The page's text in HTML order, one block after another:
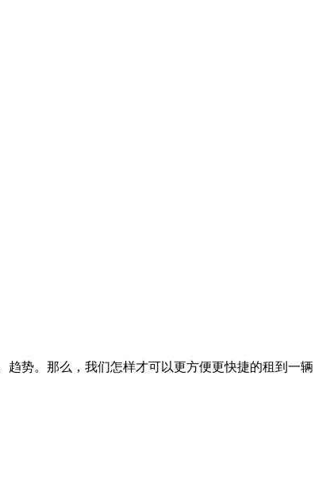
势。那么，我们怎样才可以更方便更快捷的租到一辆